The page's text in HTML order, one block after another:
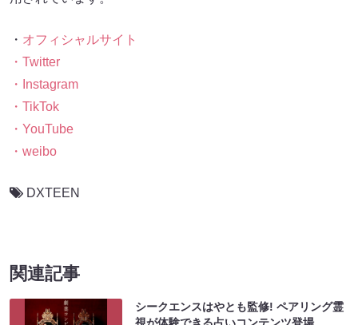
・ オフィシャルサイト
・Twitter
・Instagram
・TikTok
・YouTube
・weibo
DXTEEN
関連記事
シークエンスはやとも監修! ペアリング霊
視が体験できる占いコンテンツ登場